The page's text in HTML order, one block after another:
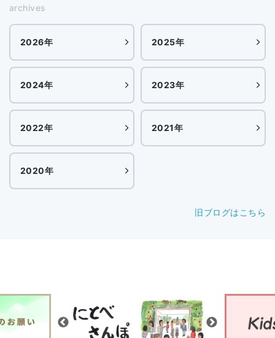
archives
2026年 2025年
2024年 2023年
2022年 2021年
2020年
旧ブログはこちら